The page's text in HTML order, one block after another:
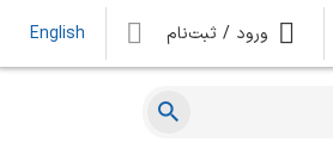
ورود / ثبت‌نام English